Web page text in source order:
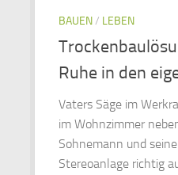
BAUEN/ LEBEN
Ruhe in den
Vaters Säge im
im Wohnzimmer
Sohnemann und
Stereoanlage richtig